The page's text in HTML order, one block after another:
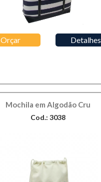
Orçar Detalhes
Mochila em Algodão Cru
Cod.: 3038